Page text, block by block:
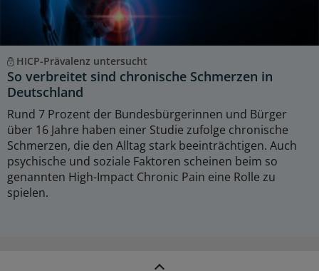
HICP-Prävalenz untersucht
So verbreitet sind chronische Schmerzen in
Deutschland
Rund 7 Prozent der Bundesbürgerinnen und Bürger
über 16 Jahre haben einer Studie zufolge chronische
Schmerzen, die den Alltag stark beeinträchtigen. Auch
psychische und soziale Faktoren scheinen beim so
genannten High-Impact Chronic Pain eine Rolle zu
spielen.